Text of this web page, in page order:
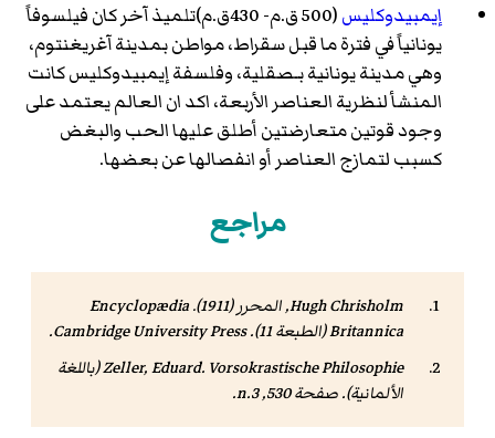
إيمبيدوكليس
(500 ق.م- 430ق.م)تلميذ آخر كان فيلسوفاً
يونانياً في فترة ما قبل سقراط، مواطن بمدينة آغريغنتوم،
وهي مدينة يونانية بـصقلية، وفلسفة إيمبيدوكليس كانت
المنشأ لنظرية العناصر الأربعة، اكد ان العالم يعتمد على
وجود قوتين متعارضتين أطلق عليها الحب والبغض
كسبب لتمازج العناصر أو انفصالها عن بعضها.
مراجع
Hugh Chrisholm, المحرر (1911).
Encyclopædia
Britannica(الطبعة 11). Cambridge University Press.
Zeller, Eduard. Vorsokrastische Philosophie
(باللغة
الألمانية). صفحة 530, n.3.